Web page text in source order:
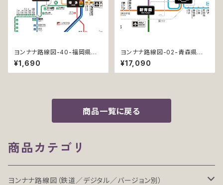
ヨンナナ路線図-40-福岡県の
鉄道 (Fukuoka / デジタル / L
T)
¥1,690
ヨンナナ路線図-02-青森県の
鉄道 (Aomori / デジタル / PR
O-NC)
¥17,090
商品一覧に戻る
商品カテゴリ
ヨンナナ路線図（鉄道／デジタル／バージョン別）